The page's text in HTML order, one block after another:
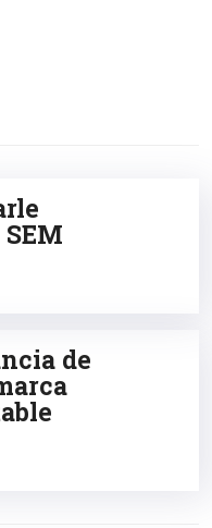
de